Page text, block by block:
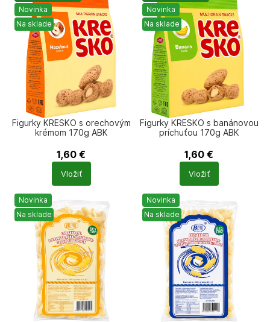
Novinka
Na sklade
Figurky KRESKO s orechovým
krémom 170g АВК
1,60 €
Počet
produktů
Vložiť
Novinka
Na sklade
Figurky KRESKO s banánovou
príchuťou 170g АВК
1,60 €
Počet
produktů
Vložiť
Novinka
Na sklade
Novinka
Na sklade